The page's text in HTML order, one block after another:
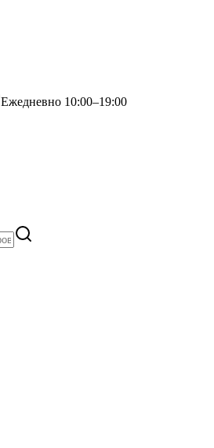
Ежедневно 10:00–19:00